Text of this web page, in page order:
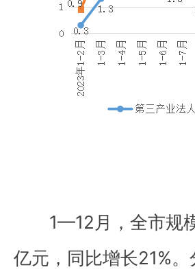
1—12月，全市规
亿元，同比增长21%